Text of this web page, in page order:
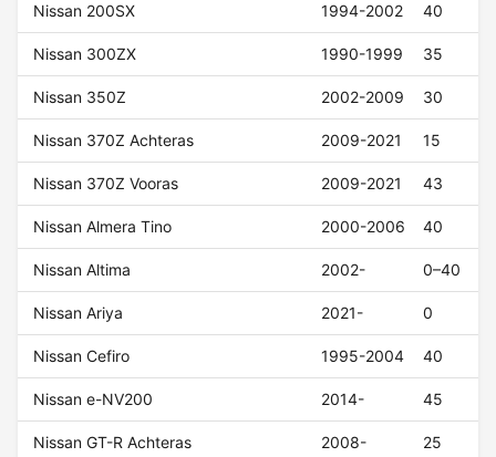
Nissan 200SX 1994-2002 40
Nissan 300ZX 1990-1999 35
Nissan 350Z 2002-2009 30
Nissan 370Z Achteras 2009-2021 15
Nissan 370Z Vooras 2009-2021 43
Nissan Almera Tino 2000-2006 40
Nissan Altima 2002- 0–40
Nissan Ariya 2021- 0
Nissan Cefiro 1995-2004 40
Nissan e-NV200 2014- 45
Nissan GT-R Achteras 2008- 25